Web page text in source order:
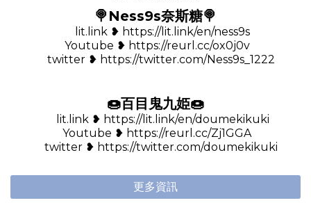
🍭Ness9s奈斯糖🍭
lit.link ❥ https://lit.link/en/ness9s
Youtube ❥ https://reurl.cc/ox0j0v
twitter ❥ https://twitter.com/Ness9s_1222
🍩百目鬼九姫🍩
lit.link ❥ https://lit.link/en/doumekikuki
Youtube ❥ https://reurl.cc/Zj1GGA
twitter ❥ https://twitter.com/doumekikuki
更多資訊